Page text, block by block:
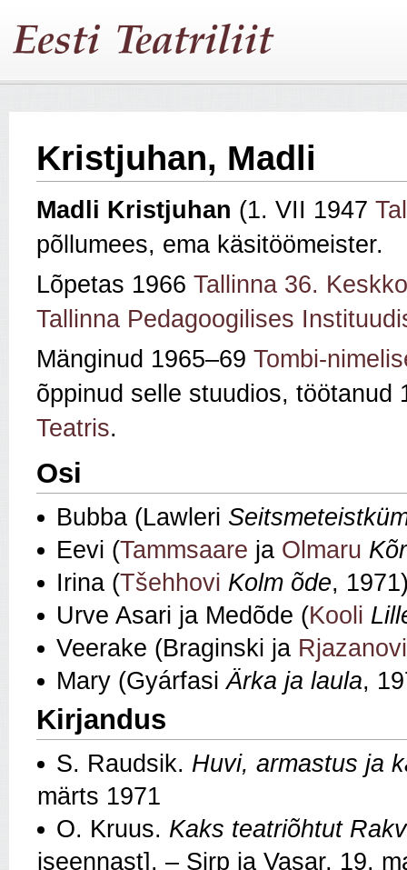
Kristjuhan, Madli
Madli Kristjuhan (1. VII 1947
põllumees, ema käsitöömeister.
Lõpetas 1966 Tallinna 36.
Tallinna Pedagoogilises
Mänginud 1965–69 Tombi-
õppinud selle stuudios, töötanud
Teatris.
Osi
Bubba (Lawleri
Eevi (Tammsaare ja Olmaru
Irina (Tšehhovi Kolm õde,
Urve Asari ja Medõde (Kooli
Veerake (Braginski ja Rjazanovi
Mary (GyárfasiÄrka ja laula,
Kirjandus
S. Raudsik. Huvi, armastus ja
märts 1971
O. Kruus. Kaks teatriõhtut
iseennast]. – Sirp ja Vasar, 19.